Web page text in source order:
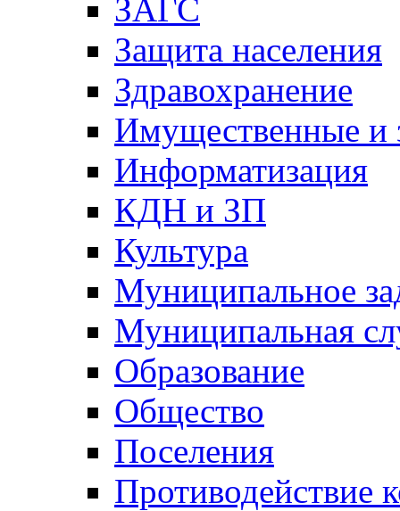
ЗАГС
Защита населения
Здравохранение
Имущественные и
Информатизация
КДН и ЗП
Культура
Муниципальное
Муниципальная
Образование
Общество
Поселения
Противодействие